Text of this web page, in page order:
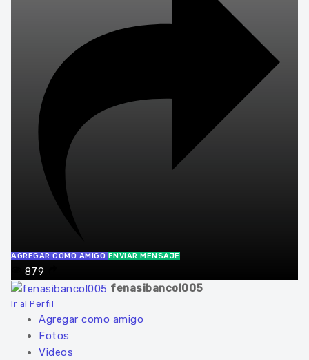
AGREGAR COMO AMIGO ENVIAR MENSAJE
879
fenasibancol005
Ir al Perfil
Agregar como amigo
Fotos
Videos